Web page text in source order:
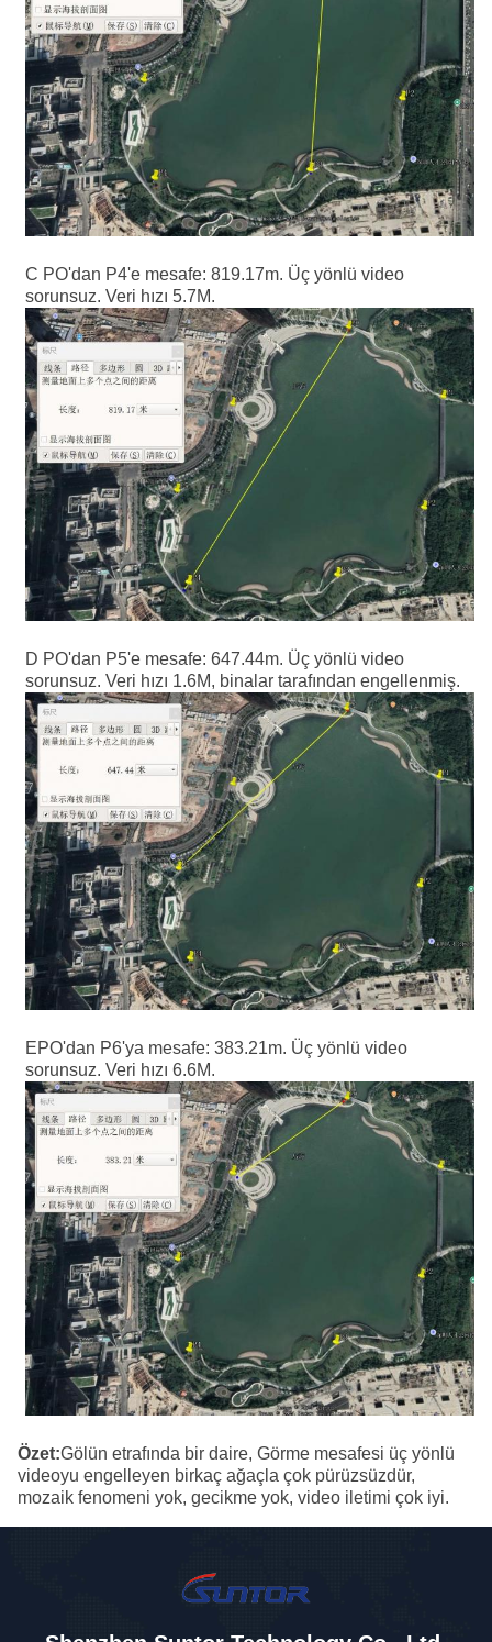
C PO'dan P4'e mesafe: 819.17m. Üç yönlü video
sorunsuz. Veri hızı 5.7M.
D PO'dan P5'e mesafe: 647.44m. Üç yönlü video
sorunsuz. Veri hızı 1.6M, binalar tarafından engellenmiş.
EPO'dan P6'ya mesafe: 383.21m. Üç yönlü video
sorunsuz. Veri hızı 6.6M.
Özet:Gölün etrafında bir daire, Görme mesafesi üç yönlü
videoyu engelleyen birkaç ağaçla çok pürüzsüzdür,
mozaik fenomeni yok, gecikme yok, video iletimi çok iyi.